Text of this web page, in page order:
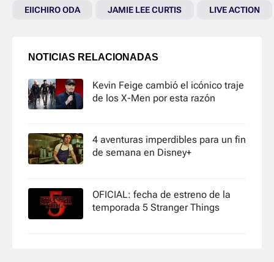
EIICHIRO ODA JAMIE LEE CURTIS LIVE ACTION
NOTICIAS RELACIONADAS
Kevin Feige cambió el icónico traje
de los X-Men por esta razón
4 aventuras imperdibles para un fin
de semana en Disney+
OFICIAL: fecha de estreno de la
temporada 5 Stranger Things